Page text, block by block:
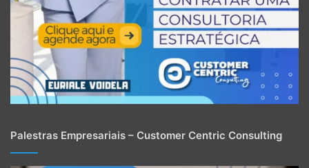
Palestras Empresariais – Customer Centric Consulting